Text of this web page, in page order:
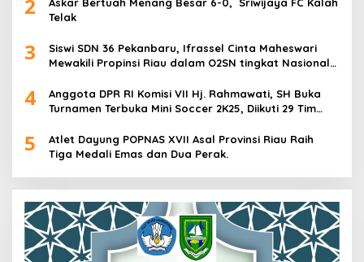
2
Telak
3
Siswi SDN 36 Pekanbaru, Ifrassel Cinta Maheswari
Mewakili Propinsi Riau dalam O2SN tingkat Nasional
4
Anggota DPR RI Komisi VII Hj. Rahmawati, SH Buka
Turnamen Terbuka Mini Soccer 2K25, Diikuti 29 Tim
5
Atlet Dayung POPNAS XVII Asal Provinsi Riau Raih
Tiga Medali Emas dan Dua Perak.